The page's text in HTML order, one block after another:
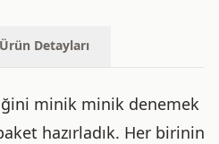
Ürün Detayları
minik minik denemek
hazırladık. Her birinin